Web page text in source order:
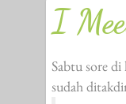
I
Sabtu sore
sudah